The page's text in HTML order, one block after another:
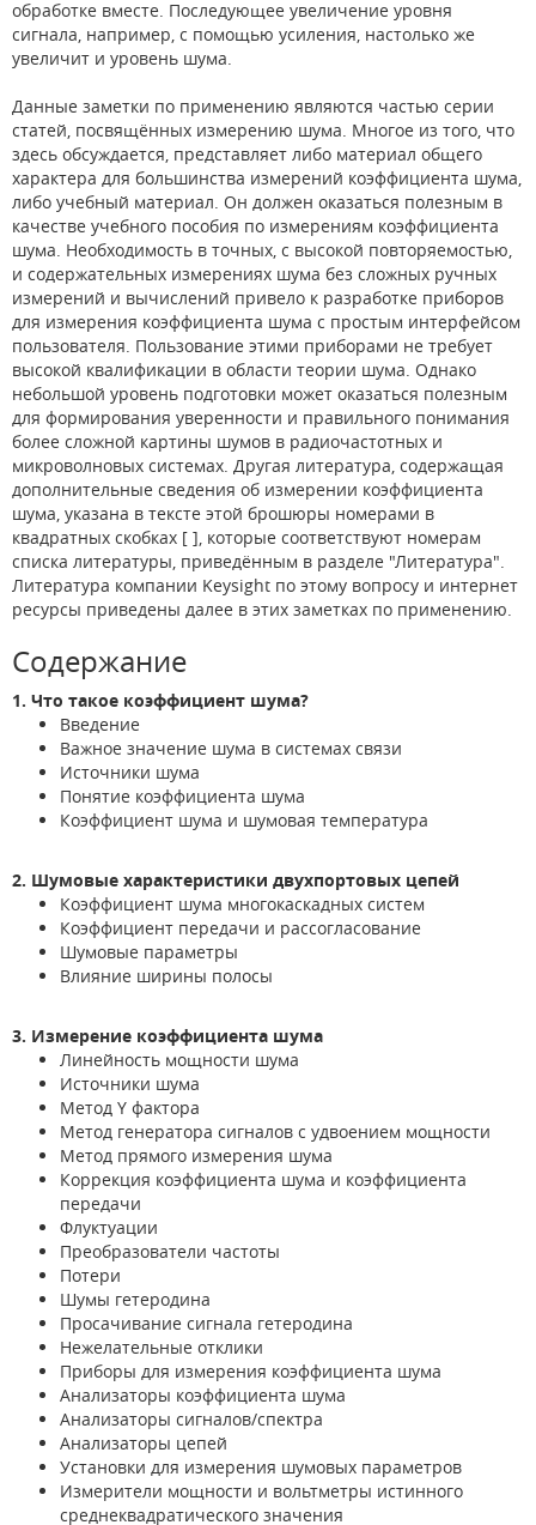
обработке вместе. Последующее увеличение уровня
сигнала, например, с помощью усиления, настолько же
увеличит и уровень шума.
Данные заметки по применению являются частью серии
статей, посвящённых измерению шума. Многое из того, что
здесь обсуждается, представляет либо материал общего
характера для большинства измерений коэффициента шума,
либо учебный материал. Он должен оказаться полезным в
качестве учебного пособия по измерениям коэффициента
шума. Необходимость в точных, с высокой повторяемостью,
и содержательных измерениях шума без сложных ручных
измерений и вычислений привело к разработке приборов
для измерения коэффициента шума с простым интерфейсом
пользователя. Пользование этими приборами не требует
высокой квалификации в области теории шума. Однако
небольшой уровень подготовки может оказаться полезным
для формирования уверенности и правильного понимания
более сложной картины шумов в радиочастотных и
микроволновых системах. Другая литература, содержащая
дополнительные сведения об измерении коэффициента
шума, указана в тексте этой брошюры номерами в
квадратных скобках [ ], которые соответствуют номерам
списка литературы, приведённым в разделе "Литература".
Литература компании Keysight по этому вопросу и интернет
ресурсы приведены далее в этих заметках по применению.
Содержание
1. Что такое коэффициент шума?
Введение
Важное значение шума в системах связи
Источники шума
Понятие коэффициента шума
Коэффициент шума и шумовая температура
2. Шумовые характеристики двухпортовых цепей
Коэффициент шума многокаскадных систем
Коэффициент передачи и рассогласование
Шумовые параметры
Влияние ширины полосы
3. Измерение коэффициента шума
Линейность мощности шума
Источники шума
Метод Y фактора
Метод генератора сигналов с удвоением мощности
Метод прямого измерения шума
Коррекция коэффициента шума и коэффициента
передачи
Флуктуации
Преобразователи частоты
Потери
Шумы гетеродина
Просачивание сигнала гетеродина
Нежелательные отклики
Приборы для измерения коэффициента шума
Анализаторы коэффициента шума
Анализаторы сигналов/спектра
Анализаторы цепей
Установки для измерения шумовых параметров
Измерители мощности и вольтметры истинного
среднеквадратического значения